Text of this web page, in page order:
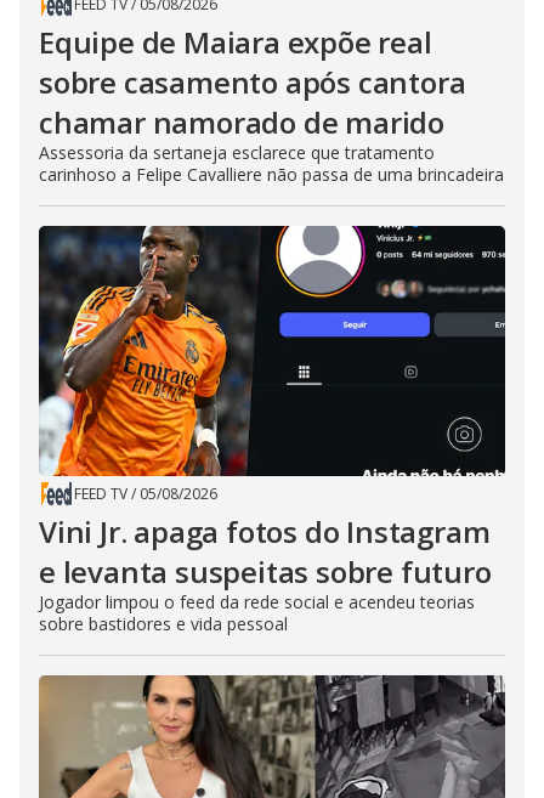
FEED TV/ 05/08/2026
Equipe de Maiara expõe real
sobre casamento após cantora
chamar namorado de marido
Assessoria da sertaneja esclarece que tratamento
carinhoso a Felipe Cavalliere não passa de uma brincadeira
FEED TV/ 05/08/2026
Vini Jr. apaga fotos do Instagram
e levanta suspeitas sobre futuro
Jogador limpou o feed da rede social e acendeu teorias
sobre bastidores e vida pessoal